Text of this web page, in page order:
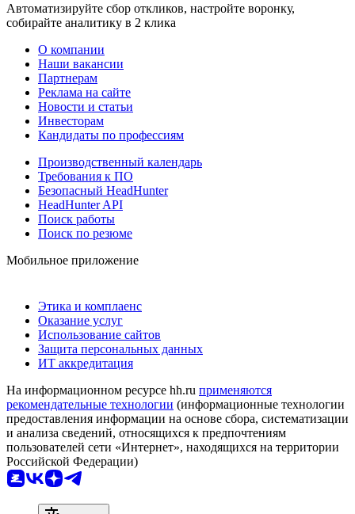
Автоматизируйте сбор откликов, настройте воронку,
собирайте аналитику в 2 клика
О компании
Наши вакансии
Партнерам
Реклама на сайте
Новости и статьи
Инвесторам
Кандидаты по профессиям
Производственный календарь
Требования к ПО
Безопасный HeadHunter
HeadHunter API
Поиск работы
Поиск по резюме
Мобильное приложение
Этика и комплаенс
Оказание услуг
Использование сайтов
Защита персональных данных
ИТ аккредитация
На информационном ресурсе hh.ru применяются
рекомендательные технологии (информационные технологии
предоставления информации на основе сбора, систематизации
и анализа сведений, относящихся к предпочтениям
пользователей сети «Интернет», находящихся на территории
Российской Федерации)